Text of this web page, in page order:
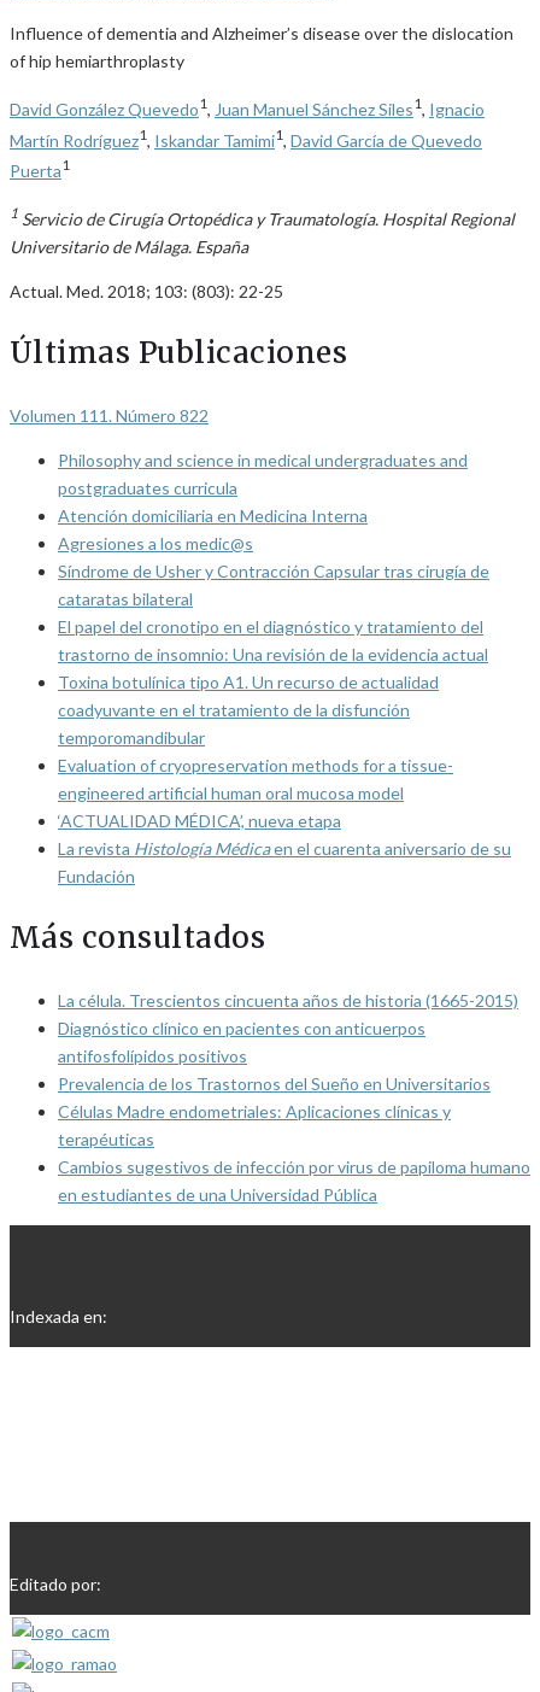
Influence of dementia and Alzheimer’s disease over the dislocation
of hip hemiarthroplasty
David González Quevedo1, Juan Manuel Sánchez Siles1, Ignacio
Martín Rodríguez1 Iskandar Tamimi1 David García de Quevedo
Puerta1
1 Servicio de Cirugía Ortopédica y Traumatología. Hospital Regional
Universitario de Málaga. España
Actual. Med. 2018; 103: (803): 22-25
Últimas Publicaciones
Volumen 111. Número 822
Philosophy and science in medical undergraduates and
postgraduates curricula
Atención domiciliaria en Medicina Interna
Agresiones a los medic@s
Síndrome de Usher y Contracción Capsular tras cirugía de
cataratas bilateral
El papel del cronotipo en el diagnóstico y tratamiento del
trastorno de insomnio: Una revisión de la evidencia actual
Toxina botulínica tipo A1. Un recurso de actualidad
coadyuvante en el tratamiento de la disfunción
temporomandibular
Evaluation of cryopreservation methods for a tissue-
engineered artificial human oral mucosa model
‘ACTUALIDAD MÉDICA’, nueva etapa
La revista Histología Médicaen el cuarenta aniversario de su
Fundación
Más consultados
La célula. Trescientos cincuenta años de historia (1665-2015)
Diagnóstico clínico en pacientes con anticuerpos
antifosfolípidos positivos
Prevalencia de los Trastornos del Sueño en Universitarios
Células Madre endometriales: Aplicaciones clínicas y
terapéuticas
Cambios sugestivos de infección por virus de papiloma humano
en estudiantes de una Universidad Pública
Indexada en:
Editado por: